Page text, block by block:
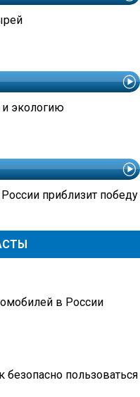
и экологию
приблизит победу
в России
безопасно пользоваться